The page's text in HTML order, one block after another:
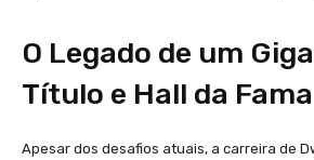
O Legado de um
Título e Hall da Fama
Apesar dos desafios atuais, a carreira de